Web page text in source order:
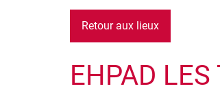
Retour aux lieux
EHPAD